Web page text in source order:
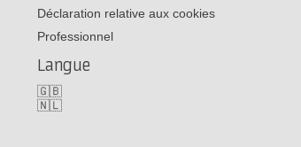
Déclaration relative aux cookies
Professionnel
Langue
🇬🇧
🇳🇱